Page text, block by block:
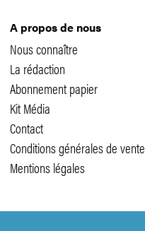
A propos de nous
Nous connaître
La rédaction
Abonnement papier
Kit Média
Contact
Conditions générales de vente
Mentions légales